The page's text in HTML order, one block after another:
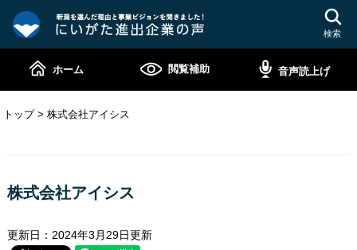
で
ば
文
へ
ホーム 閲覧補助 音声読上げ
検索
トップ >株式会社アイシス
株式会社アイシス
更新日：2024年3月29日更新